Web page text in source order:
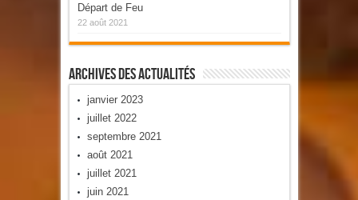
Départ de Feu
22 août 2021
Archives Des Actualités
janvier 2023
juillet 2022
septembre 2021
août 2021
juillet 2021
juin 2021